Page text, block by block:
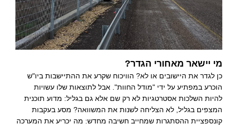
מי יישאר מאחורי הגדר?
כן לגדר את היישובים או לא? הוויכוח שקרע את ההתיישבות ביו"ש
הוכרע במפתיע על ידי "מודל החוות". אבל לתוצאות שלו עשויות
להיות השלכות אסטרטגיות לא רק שם אלא גם בגליל: מדוע תוכנית
המצפים בגליל, לא הצליחה לשנות את המשוואה? מסע בעקבות
קונספציית ההסתגרות שמחייב חשיבה מחדש: מה יכריע את המערכה